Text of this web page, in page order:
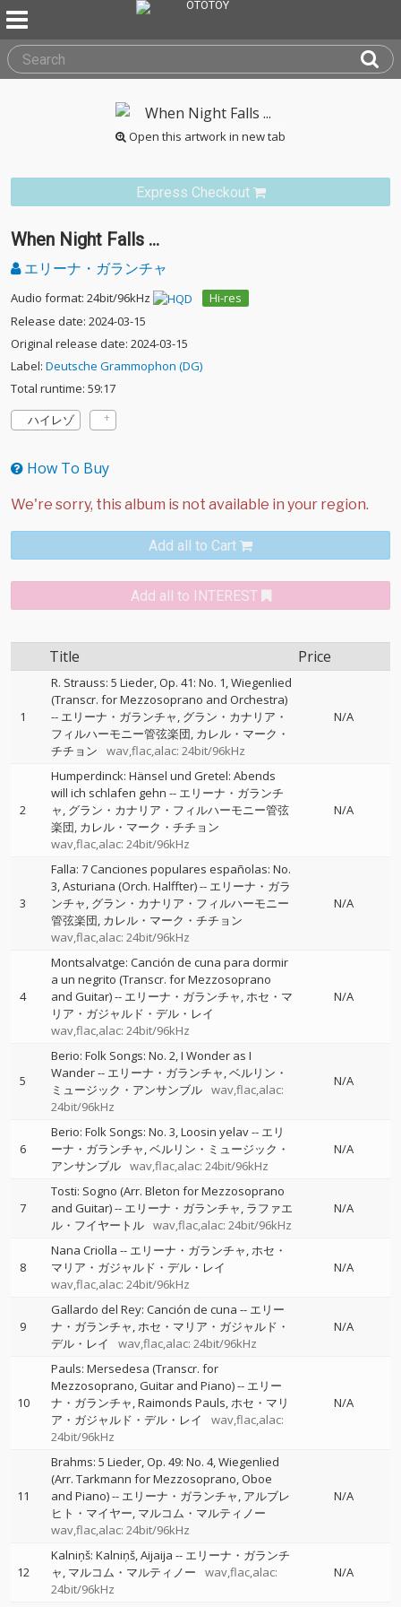
Open this artwork in new tab
Express Checkout
When Night Falls ...
エリーナ・ガランチャ
Audio format: 24bit/96kHz
Hi-res
Release date: 2024-03-15
Original release date: 2024-03-15
Label: Deutsche Grammophon (DG)
Total runtime: 59:17
ハイレゾ
How To Buy
Add all to Cart
Add all to INTEREST
Title Price
1
R. Strauss: 5 Lieder, Op. 41: No. 1, Wiegenlied
(Transcr. for Mezzosoprano and Orchestra)
-- エリーナ・ガランチャ グラン・カナリア・
フィルハーモニー管弦楽団 カレル・マーク・
チチョン
wav,flac,alac: 24bit/96kHz
N/A
2
Humperdinck: Hänsel und Gretel: Abends
will ich schlafen gehn -- エリーナ・ガランチ
ャ グラン・カナリア・フィルハーモニー管弦
楽団 カレル・マーク・チチョン
wav,flac,alac: 24bit/96kHz
N/A
3
Falla: 7 Canciones populares españolas: No.
3, Asturiana (Orch. Halffter)-- エリーナ・ガラ
ンチャ グラン・カナリア・フィルハーモニー
管弦楽団 カレル・マーク・チチョン
wav,flac,alac: 24bit/96kHz
N/A
4
Montsalvatge: Canción de cuna para dormir
a un negrito (Transcr. for Mezzosoprano
and Guitar)-- エリーナ・ガランチャ ホセ・マ
リア・ガジャルド・デル・レイ
wav,flac,alac: 24bit/96kHz
N/A
5
Berio: Folk Songs: No. 2, I Wonder as I
Wander-- エリーナ・ガランチャ ベルリン・
ミュージック・アンサンブル wav,flac,alac:
24bit/96kHz
N/A
6
Berio: Folk Songs: No. 3, Loosin yelav-- エリ
ーナ・ガランチャ ベルリン・ミュージック・
アンサンブル wav,flac,alac: 24bit/96kHz
N/A
7
Tosti: Sogno (Arr. Bleton for Mezzosoprano
and Guitar)-- エリーナ・ガランチャ ラファエ
ル・フイヤートル wav,flac,alac: 24bit/96kHz
N/A
8
Nana Criolla -- エリーナ・ガランチャ ホセ・
マリア・ガジャルド・デル・レイ
wav,flac,alac: 24bit/96kHz
N/A
9
Gallardo del Rey: Canción de cuna -- エリー
ナ・ガランチャ ホセ・マリア・ガジャルド・
デル・レイ
wav,flac,alac: 24bit/96kHz
N/A
10
Pauls: Mersedesa (Transcr. for
Mezzosoprano, Guitar and Piano)-- エリー
ナ・ガランチャ Raimonds Pauls ホセ・マリ
ア・ガジャルド・デル・レイ
wav,flac,alac:
24bit/96kHz
N/A
11
Brahms: 5 Lieder, Op. 49: No. 4, Wiegenlied
(Arr. Tarkmann for Mezzosoprano, Oboe
and Piano)-- エリーナ・ガランチャ アルブレ
ヒト・マイヤー マルコム・マルティノー
wav,flac,alac: 24bit/96kHz
N/A
12
Kalniņš: Kalniņš, Aijaija -- エリーナ・ガランチ
ャ マルコム・マルティノー
wav,flac,alac:
24bit/96kHz
N/A